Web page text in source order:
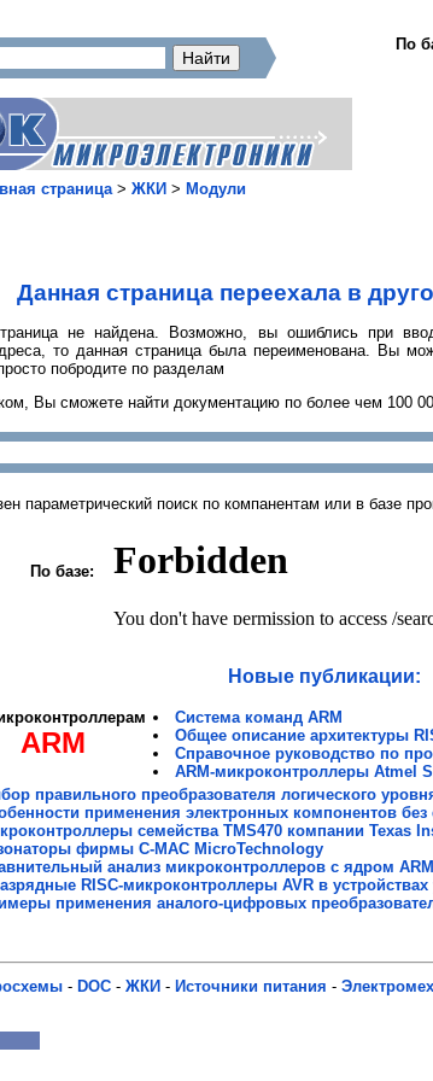
По
страница> ЖКИ > Модули
Данная страница переехала в
не найдена. Возможно, вы ошиблись при
то данная страница была переименована. Вы
побродите по разделам
Вы сможете найти документацию по более чем 100
параметрический поиск по компанентам или в базе
По базе:
Новые публикации:
ARM
Система команд ARM
Общее описание архитектуры
Справочное руководство по
ARM-микроконтроллеры Atmel
правильного преобразователя логического
применения электронных компонентов без
семейства TMS470 компании Texas
фирмы C-MAC MicroTechnology
анализ микроконтроллеров с ядром ARM
RISC-микроконтроллеры AVR в
применения аналого-цифровых
- DOC - ЖКИ - Источники питания -